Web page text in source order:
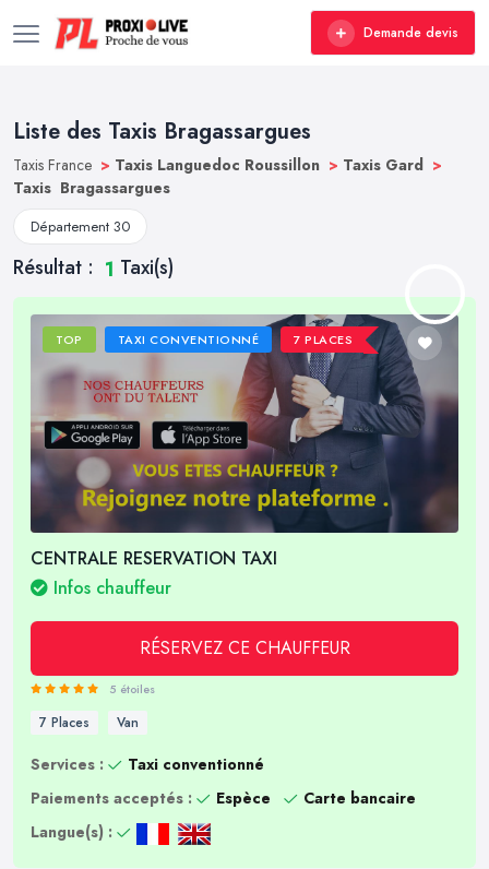
Demande devis
Liste des Taxis Bragassargues
Taxis France > Taxis Languedoc Roussillon > Taxis Gard >
Taxis Bragassargues
Département 30
Résultat : 1 Taxi(s)
TOP TAXI CONVENTIONNÉ 7 PLACES
CENTRALE RESERVATION TAXI
Infos chauffeur
RÉSERVEZ CE CHAUFFEUR
5 étoiles
7 Places Van
Services :
Taxi conventionné
Paiements acceptés :
Espèce
Carte bancaire
Langue(s) :